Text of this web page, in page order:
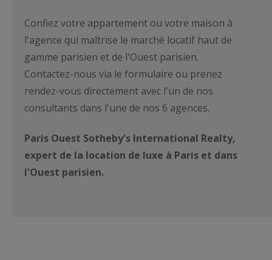
Confiez votre appartement ou votre maison à
l'agence qui maîtrise le marché locatif haut de
gamme parisien et de l'Ouest parisien.
Contactez-nous via le formulaire ou prenez
rendez-vous directement avec l'un de nos
consultants dans l'une de nos 6 agences.
Paris Ouest Sotheby's International Realty,
expert de la location de luxe à Paris et dans
l'Ouest parisien.